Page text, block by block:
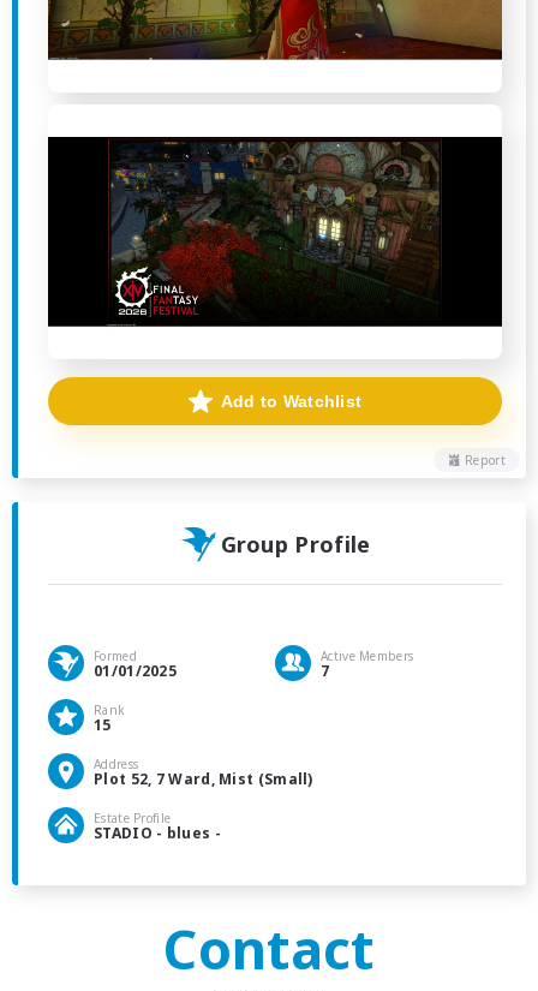
Report
Add to Watchlist
Group Profile
Formed
01/01/2025
Active Members
7
Rank
15
Address
Plot 52, 7 Ward, Mist (Small)
Estate Profile
STADIO - blues -
Contact